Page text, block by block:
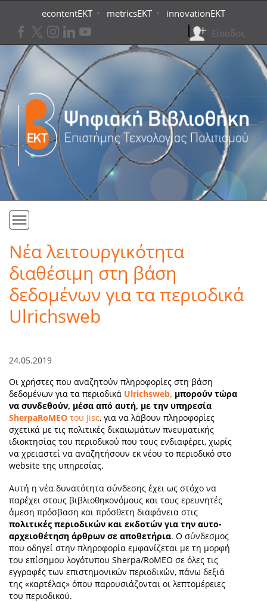
econtentEKT • metricsEKT •
innovationEKT
Είσοδος
Αρχική
Συλλογές
Υπηρεσίες
Ανακοινώσεις
Περισσότερα
Νέα λειτουργικότητα
διαθέσιμη στη βάση
δεδομένων για τα περιοδικά
Ulrichsweb
24.05.2019
Οι χρήστες που αναζητούν πληροφορίες στη βάση
δεδομένων για τα περιοδικά Ulrichsweb, μπορούν τώρα
να συνδεθούν, μέσα από αυτή, με την υπηρεσία
SherpaRoMEO του Jisc, για να λάβουν πληροφορίες
σχετικά με τις πολιτικές δικαιωμάτων πνευματικής
ιδιοκτησίας του περιοδικού που τους ενδιαφέρει, χωρίς
να χρειαστεί να αναζητήσουν εκ νέου το περιοδικό στο
website της υπηρεσίας.
Αυτή η νέα δυνατότητα σύνδεσης έχει ως στόχο να
παρέχει στους βιβλιοθηκονόμους και τους ερευνητές
άμεση πρόσβαση και πρόσθετη διαφάνεια στις
πολιτικές περιοδικών και εκδοτών για την αυτο-
αρχειοθέτηση άρθρων σε αποθετήρια. Ο σύνδεσμος
που οδηγεί στην πληροφορία εμφανίζεται με τη μορφή
του επίσημου λογότυπου Sherpa/RoMEO σε όλες τις
εγγραφές των επιστημονικών περιοδικών, πάνω δεξιά
της «καρτέλας» όπου παρουσιάζονται οι λεπτομέρειες
του περιοδικού.